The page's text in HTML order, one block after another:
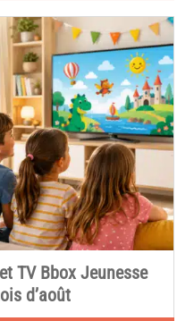
TV Bbox Jeunesse
d’août